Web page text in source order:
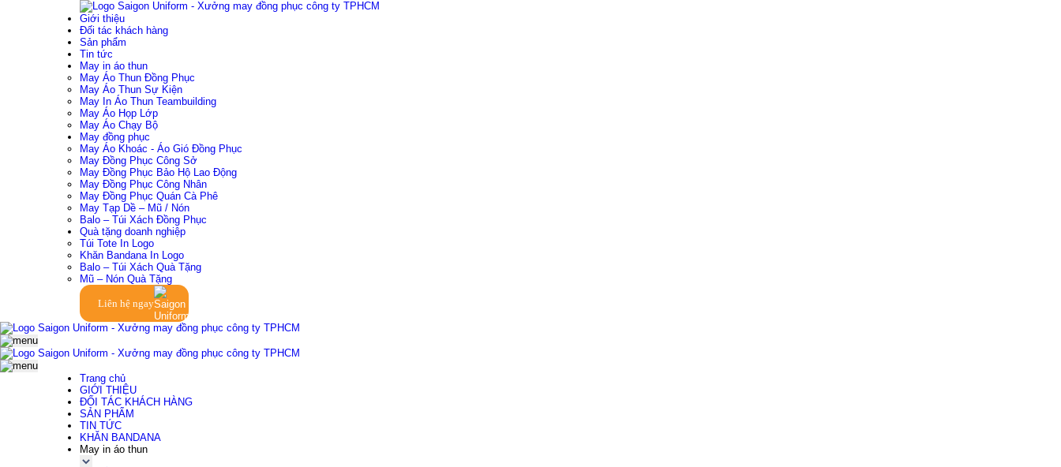
Giới thiệu
Đối tác khách hàng
Sản phẩm
Tin tức
May in áo thun
May Áo Thun Đồng Phục
May Áo Thun Sự Kiện
May In Áo Thun Teambuilding
May Áo Họp Lớp
May Áo Chạy Bộ
May đồng phục
May Áo Khoác - Áo Gió Đồng Phục
May Đồng Phục Công Sở
May Đồng Phục Bảo Hộ Lao Động
May Đồng Phục Công Nhân
May Đồng Phục Quán Cà Phê
May Tạp Dề – Mũ / Nón
Balo – Túi Xách Đồng Phục
Quà tặng doanh nghiệp
Túi Tote In Logo
Khăn Bandana In Logo
Balo – Túi Xách Quà Tặng
Mũ – Nón Quà Tặng
Liên hệ ngay
Trang chủ
GIỚI THIỆU
ĐỐI TÁC KHÁCH HÀNG
SẢN PHẨM
TIN TỨC
KHĂN BANDANA
May in áo thun